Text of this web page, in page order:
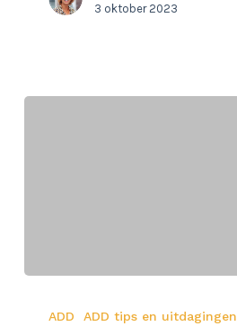
3 oktober 2023
ADD ADD tips en uitdagingen